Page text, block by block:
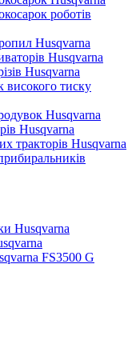
роботів
Husqvarna
Husqvarna
Husqvarna
високого тиску
Husqvarna
Husqvarna
тракторів Husqvarna
Husqvarna
FS3500 G